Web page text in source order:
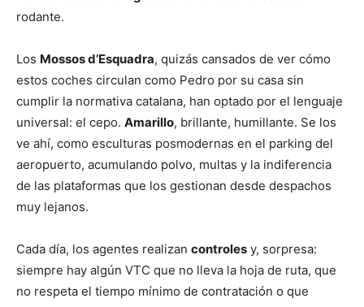
rodante.
Los Mossos d’Esquadra, quizás cansados de ver cómo
estos coches circulan como Pedro por su casa sin
cumplir la normativa catalana, han optado por el lenguaje
universal: el cepo. Amarillo, brillante, humillante. Se los
ve ahí, como esculturas posmodernas en el parking del
aeropuerto, acumulando polvo, multas y la indiferencia
de las plataformas que los gestionan desde despachos
muy lejanos.
Cada día, los agentes realizan controles y, sorpresa:
siempre hay algún VTC que no lleva la hoja de ruta, que
no respeta el tiempo mínimo de contratación o que